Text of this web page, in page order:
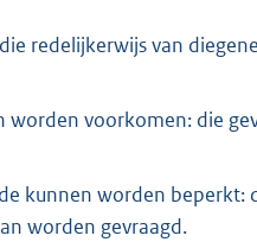
redelijkerwijs van
worden voorkomen: die
kunnen worden
worden gevraagd.